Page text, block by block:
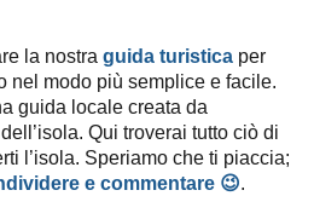
la nostra guida turistica per
nel modo più semplice e facile.
guida locale creata da
Qui troverai tutto ciò di
l’isola. Speriamo che ti piaccia;
e commentare 😉.